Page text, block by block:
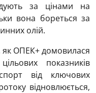
за цінами на
вона бореться за
олій.
як ОПЕК+ домовилася
показників
від ключових
відновлюється,